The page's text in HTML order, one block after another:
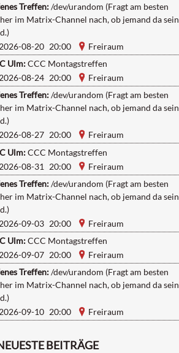
Treffen:/dev/urandom (Fragt am besten
im Matrix-Channel nach, ob jemand da sein
2026-08-20 20:00
Freiraum
Ulm:CCC Montagstreffen
2026-08-24 20:00
Freiraum
Treffen:/dev/urandom (Fragt am besten
im Matrix-Channel nach, ob jemand da sein
2026-08-27 20:00
Freiraum
Ulm:CCC Montagstreffen
2026-08-31 20:00
Freiraum
Treffen:/dev/urandom (Fragt am besten
im Matrix-Channel nach, ob jemand da sein
2026-09-03 20:00
Freiraum
Ulm:CCC Montagstreffen
2026-09-07 20:00
Freiraum
Treffen:/dev/urandom (Fragt am besten
im Matrix-Channel nach, ob jemand da sein
2026-09-10 20:00
Freiraum
BEITRÄGE